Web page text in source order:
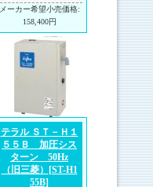
メーカー希望小売価格:
158,400円
テラル ＳＴ－Ｈ１
５５Ｂ 加圧シス
ターン 50Hz
（旧三菱）
[ST-H1
55B]